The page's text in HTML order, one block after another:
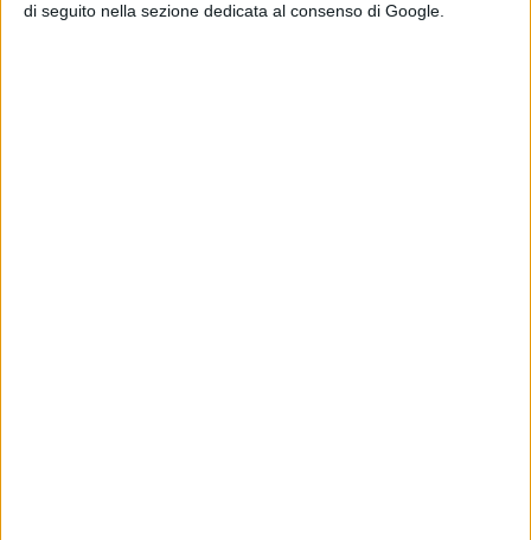
di seguito nella sezione dedicata al consenso di Google.